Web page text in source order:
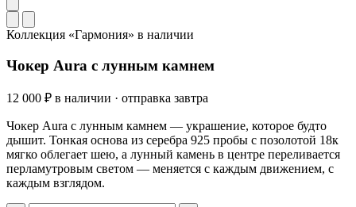
Коллекция «Гармония» в наличии
Чокер Aura с лунным камнем
12 000 ₽ в наличии · отправка завтра
Чокер Aura с лунным камнем — украшение, которое будто
дышит. Тонкая основа из серебра 925 пробы с позолотой 18к
мягко облегает шею, а лунный камень в центре переливается
перламутровым светом — меняется с каждым движением, с
каждым взглядом.